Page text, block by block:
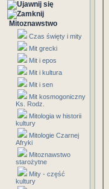
Mitoznawstwo
Czas święty i mity
Mit grecki
Mit i epos
Mit i kultura
Mit i sen
Mit kosmogoniczny
Ks. Rodz.
Mitologia w historii
kultury
Mitologie Czarnej
Afryki
Mitoznawstwo
starożytne
Mity - część
kultury